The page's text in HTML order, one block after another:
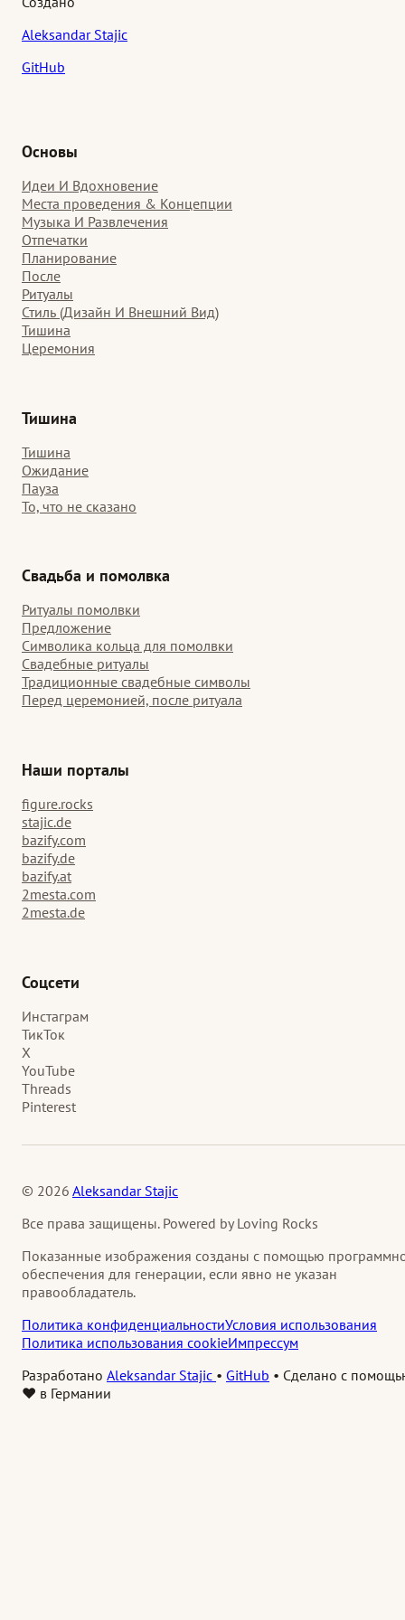
Aleksandar Stajic
GitHub
Основы
Идеи И Вдохновение
Места проведения & Концепции
Музыка И Развлечения
Отпечатки
Планирование
После
Ритуалы
Стиль (Дизайн И Внешний Вид)
Тишина
Церемония
Тишина
Тишина
Ожидание
Пауза
То, что не сказано
Свадьба и помолвка
Ритуалы помолвки
Предложение
Символика кольца для помолвки
Свадебные ритуалы
Традиционные свадебные символы
Перед церемонией, после ритуала
Наши порталы
figure.rocks
stajic.de
bazify.com
bazify.de
bazify.at
2mesta.com
2mesta.de
Соцсети
Инстаграм
ТикТок
X
YouTube
Threads
Pinterest
© 2026 Aleksandar Stajic
Все права защищены. Powered by Loving Rocks
Показанные изображения созданы с помощью
обеспечения для генерации, если явно не указан
правообладатель.
Политика конфиденциальностиУсловия использования
Политика использования cookieИмпрессум
Разработано Aleksandar Stajic • GitHub • Сделано с
❤️ в Германии